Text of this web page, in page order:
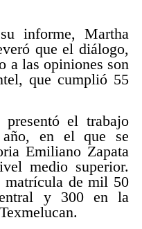
informe, Martha
que el diálogo,
a las opiniones son
que cumplió 55
el trabajo
en el que se
Emiliano Zapata
medio superior.
matrícula de mil 50
y 300 en la